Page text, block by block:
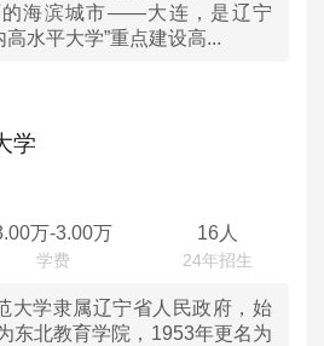
的海滨城市——大连，是辽宁
高水平大学”重点建设高...
学
万-3.00万 16人
大学隶属辽宁省人民政府，始
东北教育学院，1953年更名为